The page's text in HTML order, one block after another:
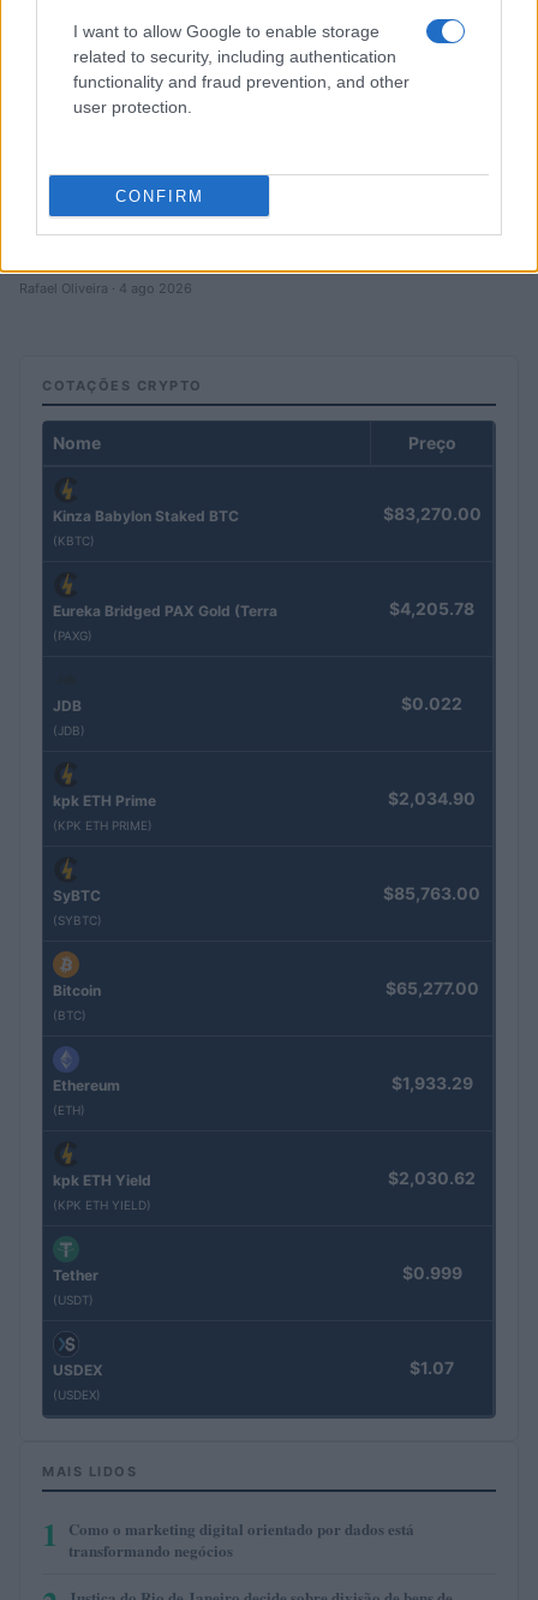
I want to allow Google to enable storage
related to security, including authentication
functionality and fraud prevention, and other
user protection.
CONFIRM
Petróleo Brent cai 8.46% e arrasta commodities em queda
Rafael Oliveira · 4 ago 2026
COTAÇÕES CRYPTO
Nome Preço
Kinza Babylon Staked BTC
(KBTC)
$83,270.00
Eureka Bridged PAX Gold (Terra
(PAXG)
$4,205.78
JDB
(JDB)
$0.022
kpk ETH Prime
(KPK ETH PRIME)
$2,034.90
SyBTC
(SYBTC)
$85,763.00
Bitcoin
(BTC)
$65,277.00
Ethereum
(ETH)
$1,933.29
kpk ETH Yield
(KPK ETH YIELD)
$2,030.62
Tether
(USDT)
$0.999
USDEX
(USDEX)
$1.07
MAIS LIDOS
1
Como o marketing digital orientado por dados está
transformando negócios